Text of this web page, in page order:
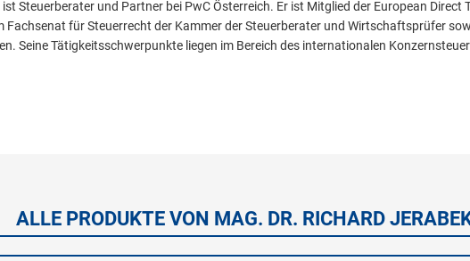
Steuerberater und Partner bei PwC Österreich. Er ist Mitglied der European Direct
Fachsenat für Steuerrecht der Kammer der Steuerberater und Wirtschaftsprüfer
Seine Tätigkeitsschwerpunkte liegen im Bereich des internationalen
ALLE PRODUKTE VON MAG. DR. RICHARD